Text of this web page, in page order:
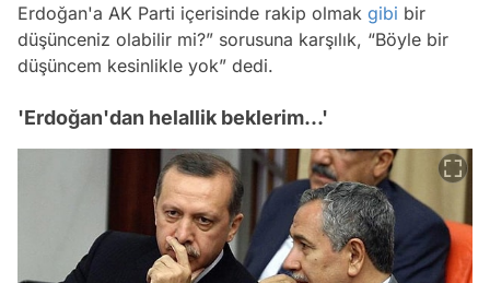
Erdoğan'a AK Parti içerisinde rakip olmak gibi bir
düşünceniz olabilir mi?” sorusuna karşılık, “Böyle bir
düşüncem kesinlikle yok” dedi.
'Erdoğan'dan helallik beklerim...'